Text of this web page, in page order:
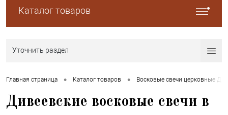
Каталог товаров
Уточнить раздел
Главная страница • Каталог товаров • Восковые свечи церковные
Дивеевские восковые свечи в